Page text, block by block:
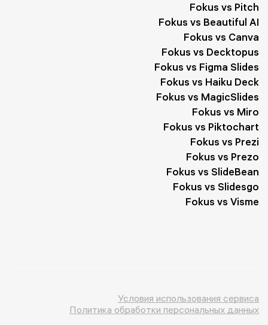
Fokus vs Pitch
Fokus vs Beautiful AI
Fokus vs Canva
Fokus vs Decktopus
Fokus vs Figma Slides
Fokus vs Haiku Deck
Fokus vs MagicSlides
Fokus vs Miro
Fokus vs Piktochart
Fokus vs Prezi
Fokus vs Prezo
Fokus vs SlideBean
Fokus vs Slidesgo
Fokus vs Visme
Условия использования сервиса
Политика обработки персональных данных